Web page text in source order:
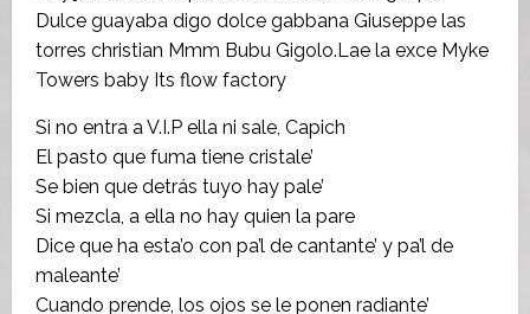
Dulce guayaba digo dolce gabbana Giuseppe las
torres christian Mmm Bubu Gigolo.Lae la exce Myke
Towers baby Its flow factory
Si no entra a V.I.P ella ni sale, Capich
El pasto que fuma tiene cristale’
Se bien que detrás tuyo hay pale’
Si mezcla, a ella no hay quien la pare
Dice que ha esta’o con pa’l de cantante’ y pa’l de
maleante’
Cuando prende, los ojos se le ponen radiante’